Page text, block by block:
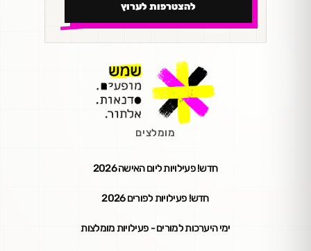
להצטרפות לערוץ
מומלצים
חדש! פעילויות ליום האישה 2026
חדש! פעילויות לפורים 2026
ימי היערכות למורים - פעילויות מומלצות